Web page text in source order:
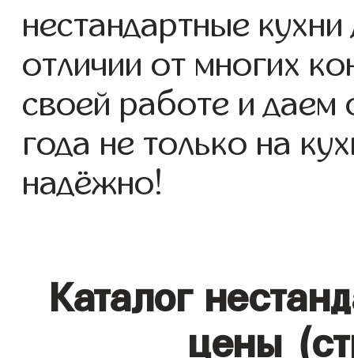
нестандартные
отличии от многих
своей работе и
года не только на
надёжно!
Каталог
цены